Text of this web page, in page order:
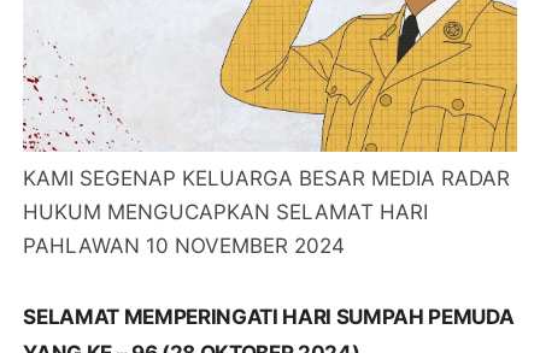
KAMI SEGENAP KELUARGA BESAR MEDIA RADAR
HUKUM MENGUCAPKAN SELAMAT HARI
PAHLAWAN 10 NOVEMBER 2024
SELAMAT MEMPERINGATI HARI SUMPAH PEMUDA